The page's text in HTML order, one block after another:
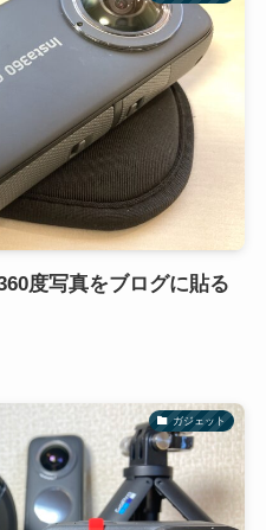
度写真をブログに貼る
ガジェット